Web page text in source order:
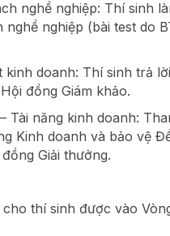
nghề nghiệp: Thí sinh
nghề nghiệp (bài test do
kinh doanh: Thí sinh trả
đồng Giám khảo.
Tài năng kinh doanh:
Kinh doanh và bảo vệ
Giải thưởng.
thí sinh được vào